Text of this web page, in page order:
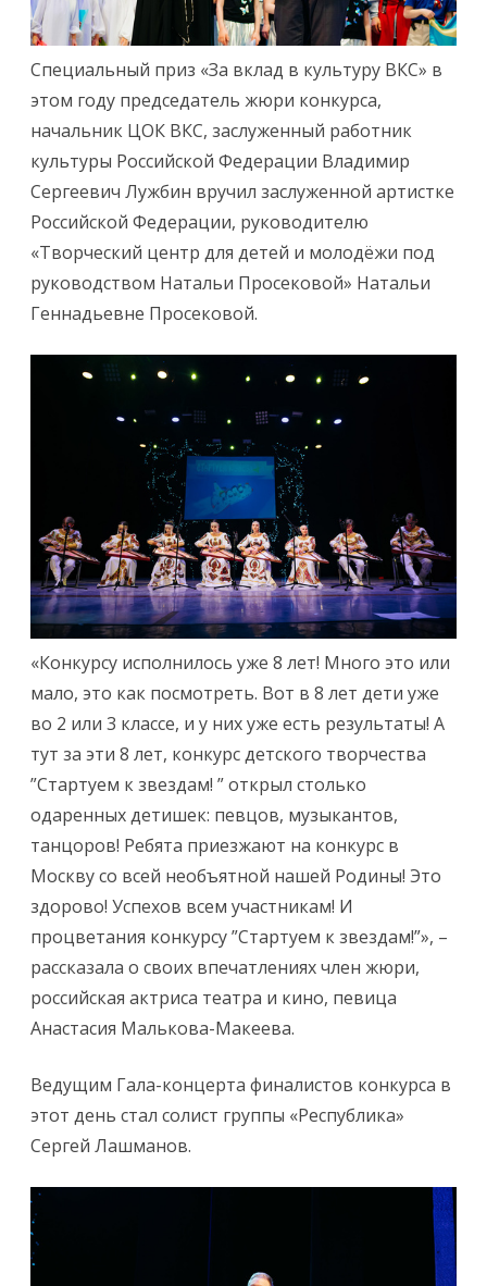
Специальный приз «За вклад в культуру ВКС» в
этом году председатель жюри конкурса,
начальник ЦОК ВКС, заслуженный работник
культуры Российской Федерации Владимир
Сергеевич Лужбин вручил заслуженной артистке
Российской Федерации, руководителю
«Творческий центр для детей и молодёжи под
руководством Натальи Просековой» Натальи
Геннадьевне Просековой.
«Конкурсу исполнилось уже 8 лет! Много это или
мало, это как посмотреть. Вот в 8 лет дети уже
во 2 или 3 классе, и у них уже есть результаты! А
тут за эти 8 лет, конкурс детского творчества
”Стартуем к звездам! ” открыл столько
одаренных детишек: певцов, музыкантов,
танцоров! Ребята приезжают на конкурс в
Москву со всей необъятной нашей Родины! Это
здорово! Успехов всем участникам! И
процветания конкурсу ”Стартуем к звездам!”», –
рассказала о своих впечатлениях член жюри,
российская актриса театра и кино, певица
Анастасия Малькова-Макеева.
Ведущим Гала-концерта финалистов конкурса в
этот день стал солист группы «Республика»
Сергей Лашманов.